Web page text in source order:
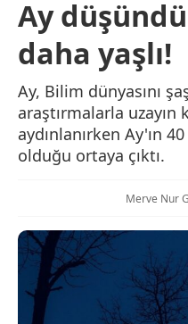
Ay
daha yaşlı!
Ay, Bilim dünyasını
araştırmalarla uzayın
aydınlanırken Ay'ın
olduğu ortaya çıktı.
Merve Nur